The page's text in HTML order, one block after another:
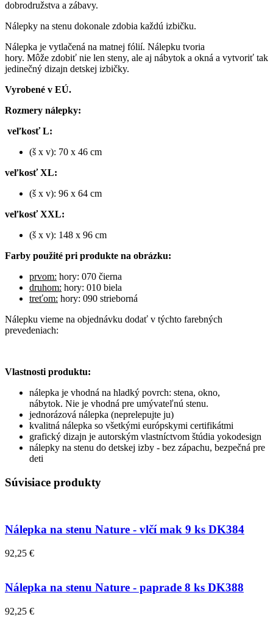
dobrodružstva a zábavy.
Nálepky na stenu dokonale zdobia každú izbičku.
Nálepka je vytlačená na matnej fólií. Nálepku tvoria
hory. Môže zdobiť nie len steny, ale aj nábytok a okná a vytvoriť tak
jedinečný dizajn detskej izbičky.
Vyrobené v EÚ.
Rozmery nálepky:
veľkosť L:
(š x v): 70 x 46 cm
veľkosť XL:
(š x v): 96 x 64 cm
veľkosť XXL:
(š x v): 148 x 96 cm
Farby použité pri produkte na obrázku:
prvom: hory: 070 čierna
druhom: hory: 010 biela
treťom: hory: 090 strieborná
Nálepku vieme na objednávku dodať v týchto farebných
prevedeniach:
Vlastnosti produktu:
nálepka je vhodná na hladký povrch: stena, okno,
nábytok. Nie je vhodná pre umývateľnú stenu.
jednorázová nálepka (neprelepujte ju)
kvalitná nálepka so všetkými európskymi certifikátmi
grafický dizajn je autorským vlastníctvom štúdia yokodesign
nálepky na stenu do detskej izby - bez zápachu, bezpečná pre
deti
Súvisiace produkty
Nálepka na stenu Nature - vlčí mak 9 ks DK384
92,25 €
Nálepka na stenu Nature - paprade 8 ks DK388
92,25 €